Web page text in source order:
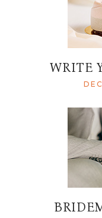
WRITE